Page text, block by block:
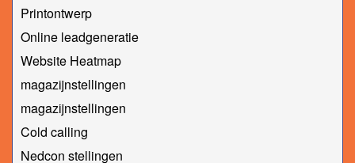
Printontwerp
Online leadgeneratie
Website Heatmap
magazijnstellingen
magazijnstellingen
Cold calling
Nedcon stellingen